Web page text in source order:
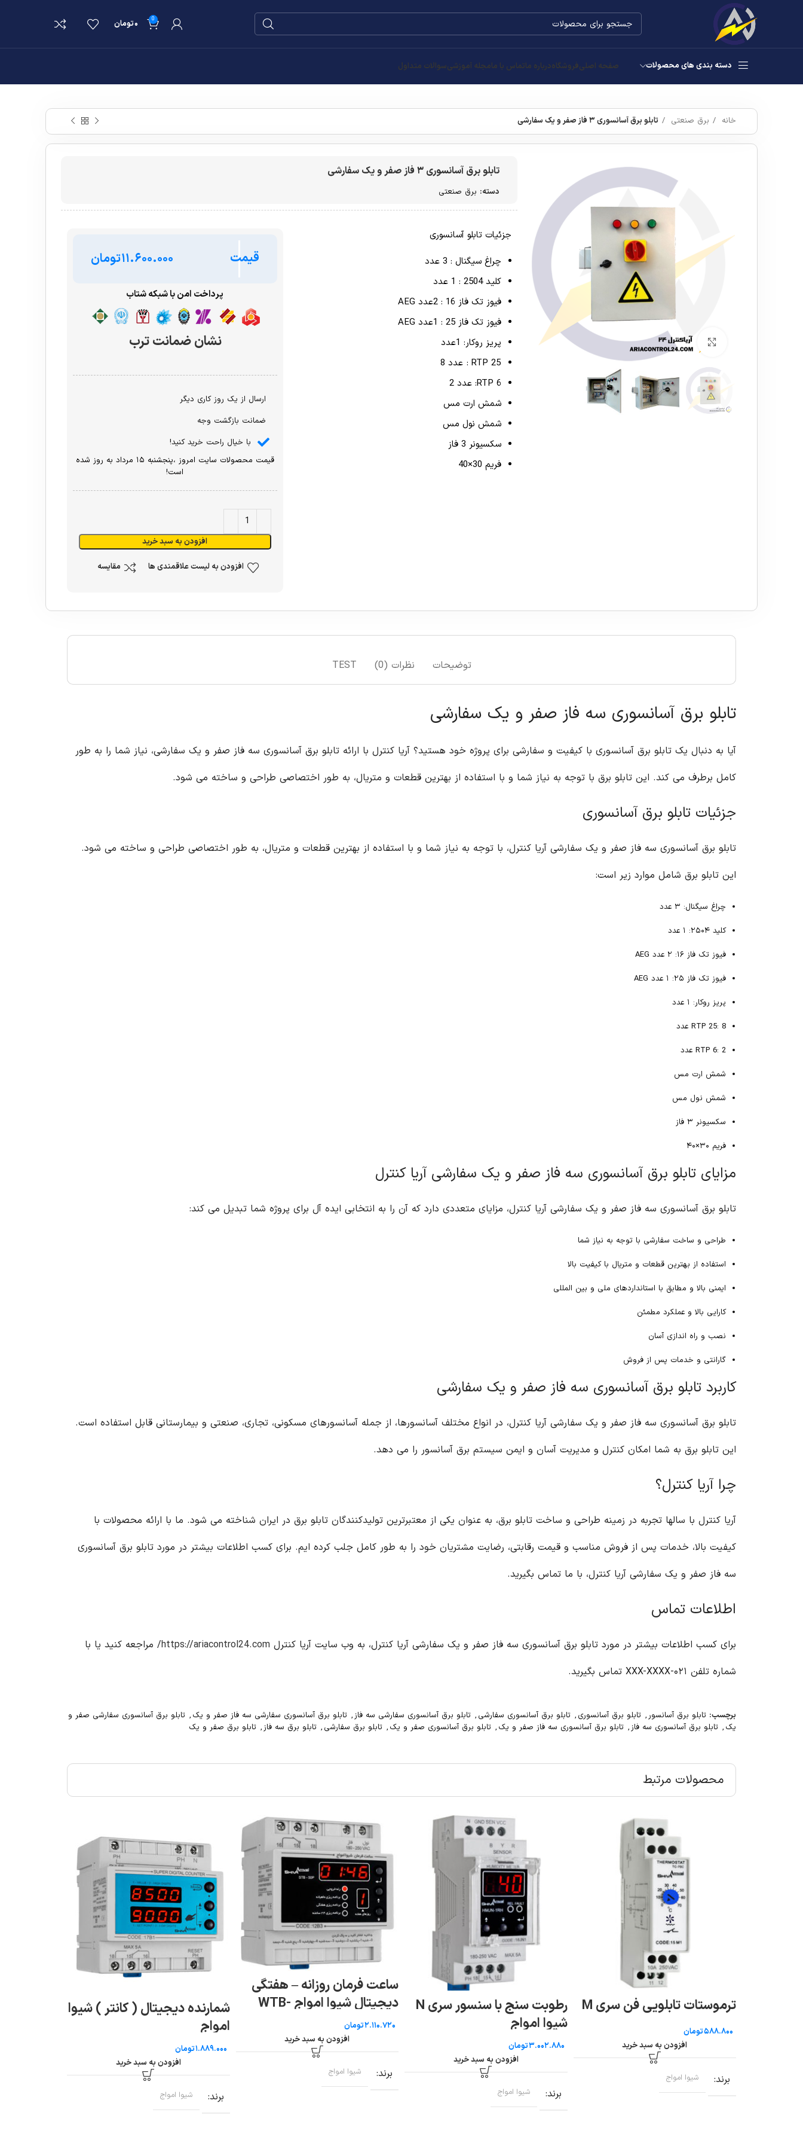
0 ۰تومان
دسته بندی های محصولات صفحه اصلیفروشگاهدرباره ماتماس با مامجله آموزشیسوالات متداول
خانه برق صنعتی تابلو برق آسانسوری ۳ فاز صفر و یک سفارشی
برای بزرگنمایی کلیک کنید
تابلو برق آسانسوری ۳ فاز صفر و یک سفارشی
دسته: برق صنعتی
جزئیات تابلو آسانسوری
چراغ سیگنال : 3 عدد
کلید 2504 : 1 عدد
فیوز تک فاز 16 : 2عدد AEG
فیوز تک فاز 25 : 1عدد AEG
پریز روکار: 1عدد
RTP 25 : عدد 8
RTP 6: عدد 2
شمش ارت مس
شمش نول مس
سکسیونر 3 فاز
فریم 30×40
قیمت تومان
پرداخت امن با شبکه شتاب
نشان ضمانت ترب
ارسال از یک روز کاری دیگر
ضمانت بازگشت وجه
با خیال راحت خرید کنید!
قیمت محصولات سایت امروز ،پنجشنبه ۱۵ مرداد به روز شده
است!
افزودن به سبد خرید
افزودن به لیست علاقمندی ها مقایسه
توضیحات نظرات (0) TEST
تابلو برق آسانسوری سه فاز صفر و یک سفارشی
آیا به دنبال یک تابلو برق آسانسوری با کیفیت و سفارشی برای پروژه خود هستید؟ آریا کنترل با ارائه تابلو برق آسانسوری سه فاز صفر و یک سفارشی، نیاز شما را به طور
کامل برطرف می کند. این تابلو برق با توجه به نیاز شما و با استفاده از بهترین قطعات و متریال، به طور اختصاصی طراحی و ساخته می شود.
جزئیات تابلو برق آسانسوری
تابلو برق آسانسوری سه فاز صفر و یک سفارشی آریا کنترل، با توجه به نیاز شما و با استفاده از بهترین قطعات و متریال، به طور اختصاصی طراحی و ساخته می شود.
این تابلو برق شامل موارد زیر است:
چراغ سیگنال: ۳ عدد
کلید ۲۵۰۴: ۱ عدد
فیوز تک فاز ۱۶: ۲ عدد AEG
فیوز تک فاز ۲۵: ۱ عدد AEG
پریز روکار: ۱ عدد
RTP 25: 8 عدد
RTP 6: 2 عدد
شمش ارت مس
شمش نول مس
سکسیونر ۳ فاز
فریم ۳۰×۴۰
مزایای تابلو برق آسانسوری سه فاز صفر و یک سفارشی آریا کنترل
تابلو برق آسانسوری سه فاز صفر و یک سفارشی آریا کنترل، مزایای متعددی دارد که آن را به انتخابی ایده آل برای پروژه شما تبدیل می کند:
طراحی و ساخت سفارشی با توجه به نیاز شما
استفاده از بهترین قطعات و متریال با کیفیت بالا
ایمنی بالا و مطابق با استانداردهای ملی و بین المللی
کارایی بالا و عملکرد مطمئن
نصب و راه اندازی آسان
گارانتی و خدمات پس از فروش
کاربرد تابلو برق آسانسوری سه فاز صفر و یک سفارشی
تابلو برق آسانسوری سه فاز صفر و یک سفارشی آریا کنترل، در انواع مختلف آسانسورها، از جمله آسانسورهای مسکونی، تجاری، صنعتی و بیمارستانی قابل استفاده است.
این تابلو برق به شما امکان کنترل و مدیریت آسان و ایمن سیستم برق آسانسور را می دهد.
چرا آریا کنترل؟
آریا کنترل با سالها تجربه در زمینه طراحی و ساخت تابلو برق، به عنوان یکی از معتبرترین تولیدکنندگان تابلو برق در ایران شناخته می شود. ما با ارائه محصولات با
کیفیت بالا، خدمات پس از فروش مناسب و قیمت رقابتی، رضایت مشتریان خود را به طور کامل جلب کرده ایم. برای کسب اطلاعات بیشتر در مورد تابلو برق آسانسوری
سه فاز صفر و یک سفارشی آریا کنترل، با ما تماس بگیرید.
اطلاعات تماس
برای کسب اطلاعات بیشتر در مورد تابلو برق آسانسوری سه فاز صفر و یک سفارشی آریا کنترل، به وب سایت آریا کنترل https://ariacontrol24.com/ مراجعه کنید یا با
شماره تلفن ۰۲۱-XXX-XXXX تماس بگیرید.
برچسب: تابلو برق آسانسور , تابلو برق آسانسوری , تابلو برق آسانسوری سفارشی , تابلو برق آسانسوری سفارشی سه فاز , تابلو برق آسانسوری سفارشی سه فاز صفر و یک , تابلو برق آسانسوری سفارشی صفر و
یک , تابلو برق آسانسوری سه فاز , تابلو برق آسانسوری سه فاز صفر و یک , تابلو برق آسانسوری صفر و یک , تابلو برق سفارشی , تابلو برق سه فاز , تابلو برق صفر و یک
محصولات مرتبط
ترموستات تابلویی فن سری M
تومان
افزودن به سبد خرید
برند شیوا امواج
رطوبت سنج با سنسور سری N
شیوا امواج
تومان
افزودن به سبد خرید
برند شیوا امواج
ساعت فرمان روزانه – هفتگی
دیجیتال شیوا امواج WTB-
30P
تومان
افزودن به سبد خرید
برند شیوا امواج
شمارنده دیجیتال ( کانتر ) شیوا
امواج
تومان
افزودن به سبد خرید
برند شیوا امواج